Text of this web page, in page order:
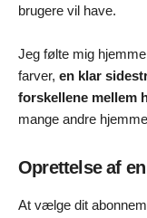
brugere vil have.
Jeg følte mig
farver, en klar
forskellene mellem
mange andre
Oprettelse af
At vælge dit